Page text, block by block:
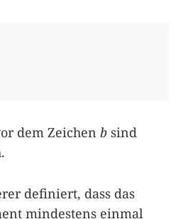
dem Zeichen b sind
definiert, dass das
mindestens einmal